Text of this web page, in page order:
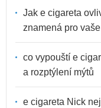
Jak e cigareta
znamená pro
co vypouští e
a rozptýlení mýtů
e cigareta Nick